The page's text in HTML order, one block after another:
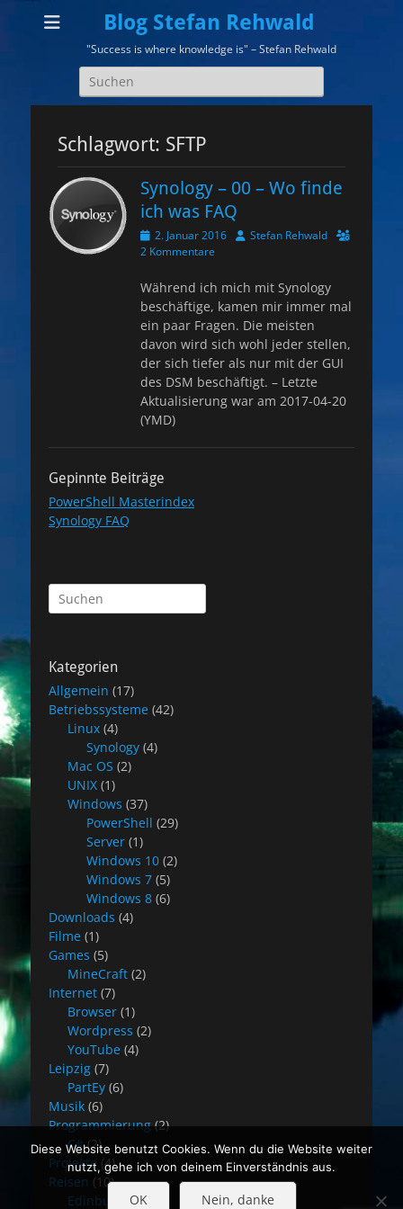
Blog Stefan Rehwald
"Success is where knowledge is" – Stefan Rehwald
Suchen
nach:
Schlagwort: SFTP
Synology – 00 – Wo finde
ich was FAQ
Veröffentlicht
am
2. Januar 2016 AutorStefan Rehwald
2 Kommentare
Während ich mich mit Synology
beschäftige, kamen mir immer mal
ein paar Fragen. Die meisten
davon wird sich wohl jeder stellen,
der sich tiefer als nur mit der GUI
des DSM beschäftigt. – Letzte
Aktualisierung war am 2017-04-20
(YMD)
Gepinnte Beiträge
PowerShell Masterindex
Synology FAQ
Suchen
nach:
Kategorien
Allgemein (17)
Betriebssysteme (42)
Linux (4)
Synology (4)
Mac OS (2)
UNIX (1)
Windows (37)
PowerShell (29)
Server (1)
Windows 10 (2)
Windows 7 (5)
Windows 8 (6)
Downloads (4)
Filme (1)
Games (5)
MineCraft (2)
Internet (7)
Browser (1)
Wordpress (2)
YouTube (4)
Leipzig (7)
PartEy (6)
Musik (6)
Programmierung (2)
C#(2)
Projekte (4)
Reisen (10)
Edinburgh(8)
Diese Website benutzt Cookies. Wenn du die Website weiter
nutzt, gehe ich von deinem Einverständnis aus.
OK Nein, danke